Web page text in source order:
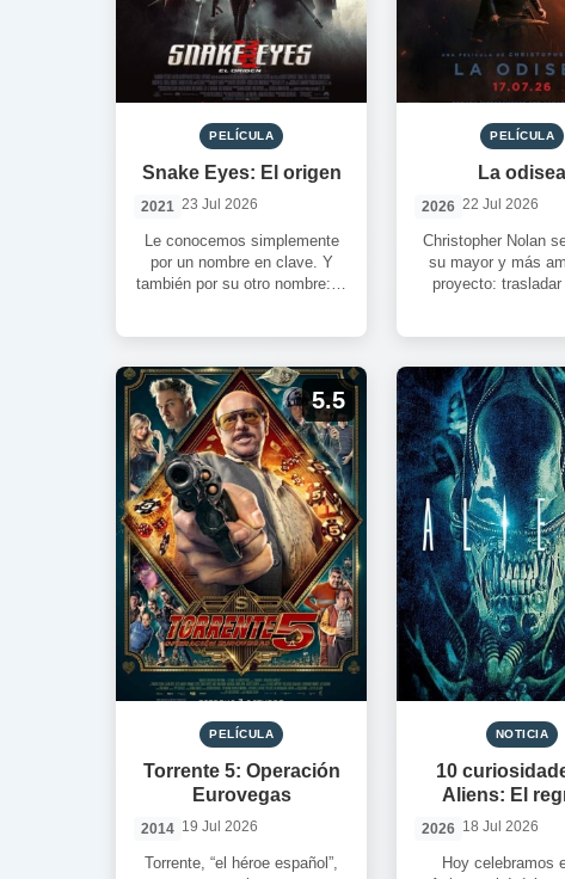
PELÍCULA
Snake Eyes: El origen
2021 23 Jul 2026
Le conocemos simplemente
por un nombre en clave. Y
también por su otro nombre: el
PELÍCULA
La odisea
2026 22 Jul 2026
Christopher Nolan
su mayor y más
proyecto: trasladar
5.5
PELÍCULA
Torrente 5: Operación
Eurovegas
2014 19 Jul 2026
Torrente, “el héroe español”,
NOTICIA
10
Aliens: El
2026 18 Jul 2026
Hoy celebramos